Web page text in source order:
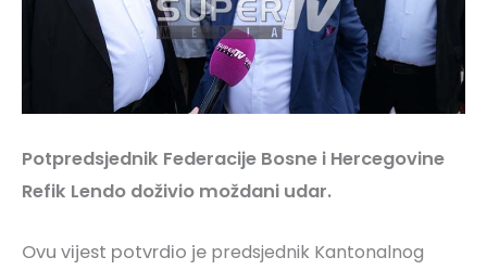
Potpredsjednik Federacije Bosne i Hercegovine
Refik Lendo doživio moždani udar.
Ovu vijest potvrdio je predsjednik Kantonalnog